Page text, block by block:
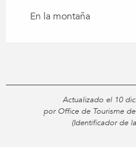
En la montaña
Actualizado el 10
por Office de Tourisme
(Identificador de